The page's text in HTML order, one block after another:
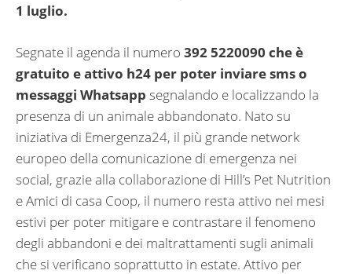
1 luglio.
Segnate il agenda il numero 392 5220090 che è
gratuito e attivo h24 per poter inviare sms o
messaggi Whatsapp segnalando e localizzando la
presenza di un animale abbandonato. Nato su
iniziativa di Emergenza24, il più grande network
europeo della comunicazione di emergenza nei
social, grazie alla collaborazione di Hill’s Pet Nutrition
e Amici di casa Coop, il numero resta attivo nei mesi
estivi per poter mitigare e contrastare il fenomeno
degli abbandoni e dei maltrattamenti sugli animali
che si verificano soprattutto in estate. Attivo per